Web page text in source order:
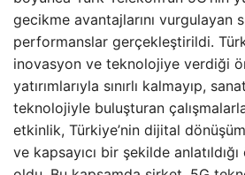
gecikme avantajlarını vurgulayan
performanslar gerçekleştirildi.
inovasyon ve teknolojiye verdiği
yatırımlarıyla sınırlı kalmayıp,
teknolojiyle buluşturan
etkinlik, Türkiye’nin dijital
ve kapsayıcı bir şekilde